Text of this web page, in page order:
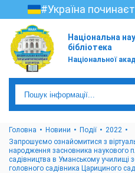
#Україна
Національна
бібліотека
Національної
Головна Новини Події
2022
Запрошуємо ознайомитися з
народження засновника наукового
садівництва в Уманському училищі
головного садівника Царициного